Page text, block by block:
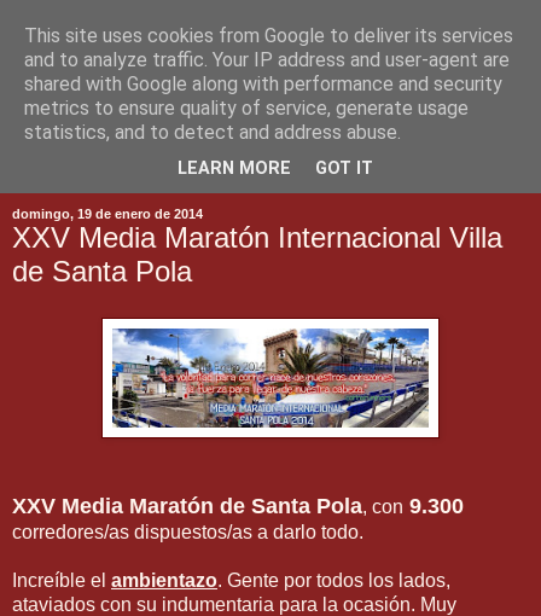
domingo, 19 de enero de 2014
XXV Media Maratón Internacional Villa
de Santa Pola
XXV Media Maratón de Santa Pola, con 9.300
corredores/as dispuestos/as a darlo todo.
Increíble el ambientazo. Gente por todos los lados,
ataviados con su indumentaria para la ocasión. Muy
This site uses cookies from Google to deliver its services
and to analyze traffic. Your IP address and user-agent are
shared with Google along with performance and security
metrics to ensure quality of service, generate usage
statistics, and to detect and address abuse.
LEARN MORE GOT IT